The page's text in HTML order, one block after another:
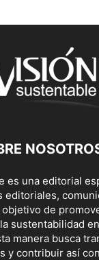
es una editorial
editoriales,
de
sustentabilidad
manera busca
y contribuir así